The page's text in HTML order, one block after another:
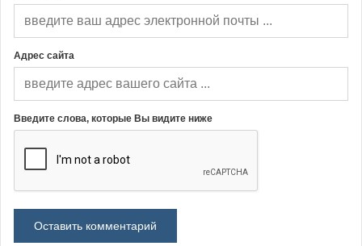
Адрес сайта
Введите слова, которые Вы видите ниже